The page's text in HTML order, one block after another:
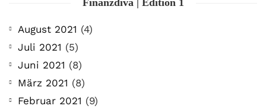
Finanzdiva | Edition 1
August 2021 (4)
Juli 2021 (5)
Juni 2021 (8)
März 2021 (8)
Februar 2021 (9)